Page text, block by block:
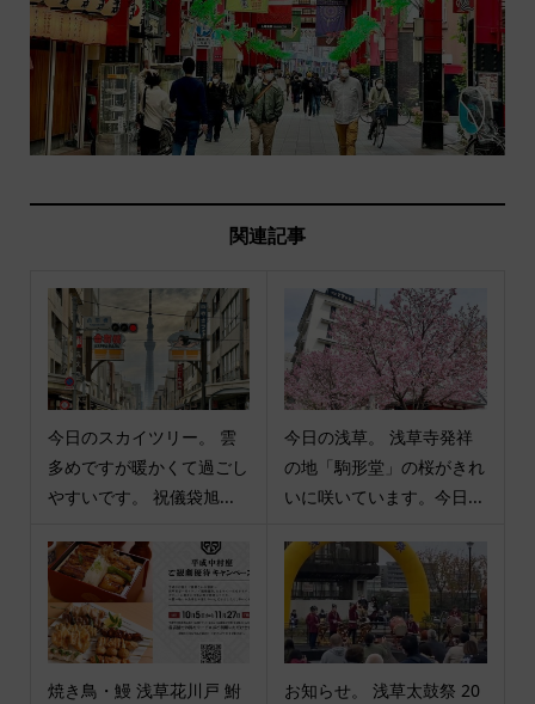
関連記事
今日のスカイツリー。 雲
多めですが暖かくて過ごし
やすいです。 祝儀袋旭...
今日の浅草。 浅草寺発祥
の地「駒形堂」の桜がきれ
いに咲いています。今日...
焼き鳥・鰻 浅草花川戸 鮒
お知らせ。 浅草太鼓祭 20